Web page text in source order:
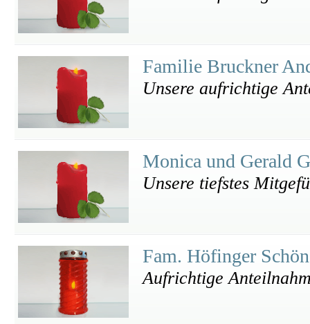
Familie Bruckner
Unsere aufrichtige
Monica und Gerald
Unsere tiefstes
Fam. Höfinger
Aufrichtige